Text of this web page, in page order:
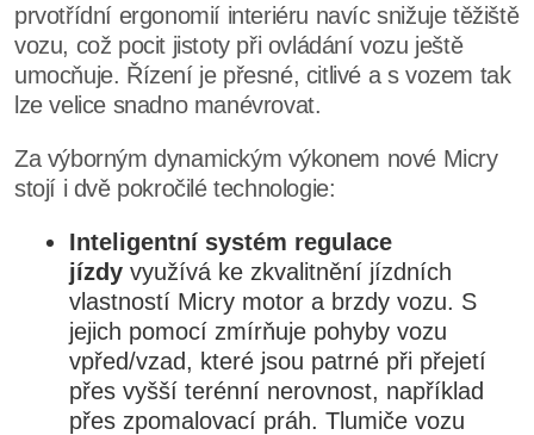
prvotřídní ergonomií interiéru navíc snižuje těžiště
vozu, což pocit jistoty při ovládání vozu ještě
umocňuje. Řízení je přesné, citlivé a s vozem tak
lze velice snadno manévrovat.
Za výborným dynamickým výkonem nové Micry
stojí i dvě pokročilé technologie:
Inteligentní systém regulace
jízdy využívá ke zkvalitnění jízdních
vlastností Micry motor a brzdy vozu. S
jejich pomocí zmírňuje pohyby vozu
vpřed/vzad, které jsou patrné při přejetí
přes vyšší terénní nerovnost, například
přes zpomalovací práh. Tlumiče vozu